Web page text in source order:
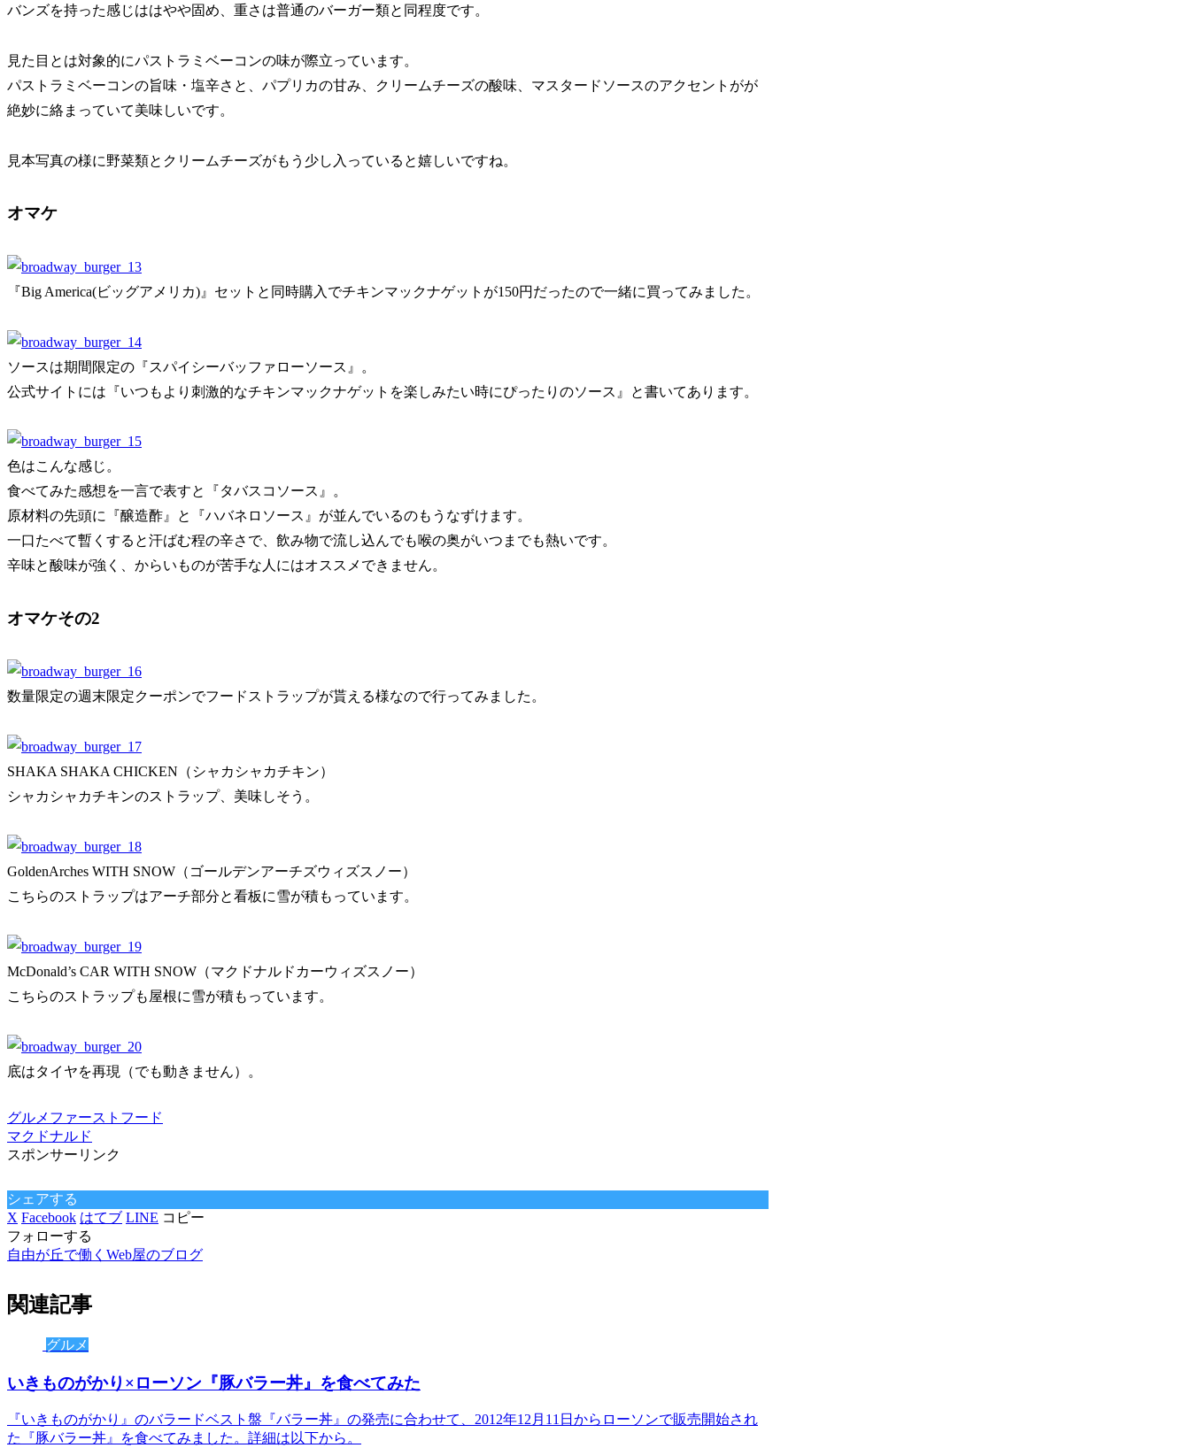
バンズを持った感じははやや固め、重さは普通のバーガー類と同程度です。
見た目とは対象的にパストラミベーコンの味が際立っています。
パストラミベーコンの旨味・塩辛さと、パプリカの甘み、クリームチーズの酸味、マスタードソースのアクセントがが
絶妙に絡まっていて美味しいです。
見本写真の様に野菜類とクリームチーズがもう少し入っていると嬉しいですね。
オマケ
『Big America(ビッグアメリカ)』セットと同時購入でチキンマックナゲットが150円だったので一緒に買ってみました。
ソースは期間限定の『スパイシーバッファローソース』。
公式サイトには『いつもより刺激的なチキンマックナゲットを楽しみたい時にぴったりのソース』と書いてあります。
色はこんな感じ。
食べてみた感想を一言で表すと『タバスコソース』。
原材料の先頭に『醸造酢』と『ハバネロソース』が並んでいるのもうなずけます。
一口たべて暫くすると汗ばむ程の辛さで、飲み物で流し込んでも喉の奥がいつまでも熱いです。
辛味と酸味が強く、からいものが苦手な人にはオススメできません。
オマケその2
数量限定の週末限定クーポンでフードストラップが貰える様なので行ってみました。
SHAKA SHAKA CHICKEN（シャカシャカチキン）
シャカシャカチキンのストラップ、美味しそう。
GoldenArches WITH SNOW（ゴールデンアーチズウィズスノー）
こちらのストラップはアーチ部分と看板に雪が積もっています。
McDonald’s CAR WITH SNOW（マクドナルドカーウィズスノー）
こちらのストラップも屋根に雪が積もっています。
底はタイヤを再現（でも動きません）。
グルメ ファーストフード
マクドナルド
スポンサーリンク
シェアする
X Facebook はてブ LINE コピー
フォローする
自由が丘で働くWeb屋のブログ
関連記事
グルメ
いきものがかり×ローソン『豚バラー丼』を食べてみた
『いきものがかり』のバラードベスト盤『バラー丼』の発売に合わせて、2012年12月11日からローソンで販売開始され
た『豚バラー丼』を食べてみました。詳細は以下から。